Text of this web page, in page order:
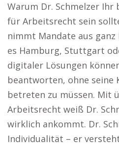
Warum Dr. Schmelzer
für Arbeitsrecht sein
nimmt Mandate aus ganz
es Hamburg, Stuttgart
digitaler Lösungen
beantworten, ohne seine
betreten zu müssen. Mit
Arbeitsrecht weiß Dr.
wirklich ankommt. Dr.
Individualität – er